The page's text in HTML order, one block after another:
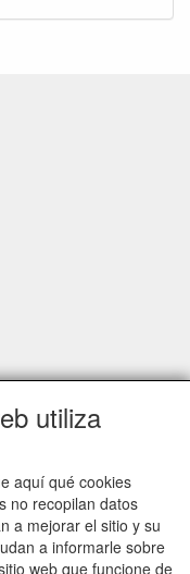
utiliza
aquí qué cookies
no recopilan datos
a mejorar el sitio y su
a informarle sobre
web que funcione de